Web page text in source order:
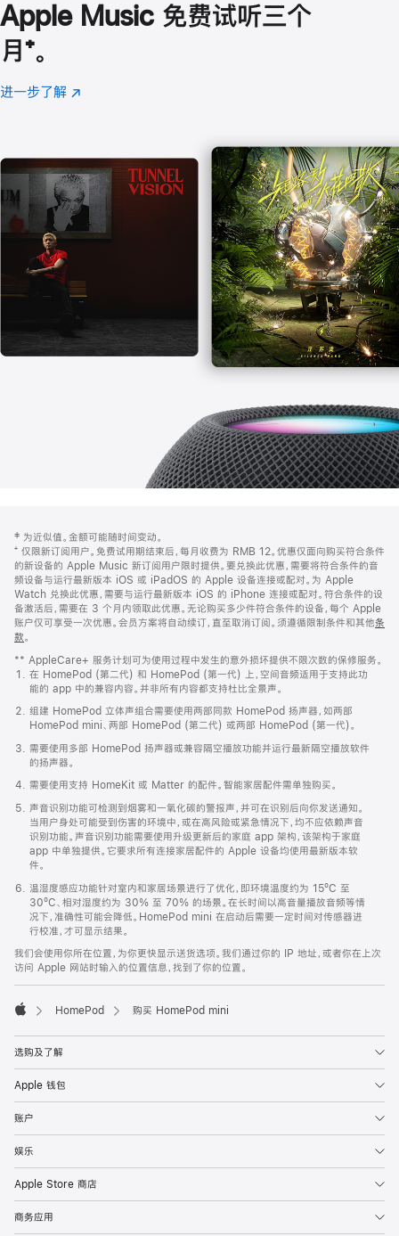
Apple Music 免费试听三个
月 脚
注
⁺。
进一步了解 Apple
(在
口
中
打
开)
页
页
脚
注
‡ 为近似值。金额可能随时间变动。
⁺ 仅限新订阅用户。免费试用期结束后，每月收费为 RMB 12。优惠仅面向购买符合条件
的新设备的 Apple Music 新订阅用户限时提供。要兑换此优惠，需要将符合条件的音
频设备与运行最新版本 iOS 或 iPadOS 的 Apple 设备连接或配对。为 Apple
Watch 兑换此优惠，需要与运行最新版本 iOS 的 iPhone 连接或配对。符合条件的设
备激活后，需要在 3 个月内领取此优惠。无论购买多少件符合条件的设备，每个 Apple
账户仅可享受一次优惠。会员方案将自动续订，直至取消订阅。须遵循限制条件和其他条
款。
窗
口
中
打
开)
** AppleCare+ 服务计划可为使用过程中发生的意外损坏提供不限次数的保修服务。
在 HomePod (第二代) 和 HomePod (第一代) 上，空间音频适用于支持此功
能的 app 中的兼容内容。并非所有内容都支持杜比全景声。
组建 HomePod 立体声组合需要使用两部同款 HomePod 扬声器，如两部
HomePod mini、两部 HomePod (第二代) 或两部 HomePod (第一代)。
需要使用多部 HomePod 扬声器或兼容隔空播放功能并运行最新隔空播放软件
的扬声器。
需要使用支持 HomeKit 或 Matter 的配件。智能家居配件需单独购买。
声音识别功能可检测到烟雾和一氧化碳的警报声，并可在识别后向你发送通知。
当用户身处可能受到伤害的环境中，或在高风险或紧急情况下，均不应依赖声音
识别功能。声音识别功能需要使用升级更新后的家庭 app 架构，该架构于家庭
app 中单独提供。它要求所有连接家居配件的 Apple 设备均使用最新版本软
件。
温湿度感应功能针对室内和家居场景进行了优化，即环境温度约为 15ºC 至
30ºC、相对湿度约为 30% 至 70% 的场景。在长时间以高音量播放音频等情
况下，准确性可能会降低。HomePod mini 在启动后需要一定时间对传感器进
行校准，才可显示结果。
我们会使用你所在位置，为你更快显示送货选项。我们通过你的 IP 地址，或者你在上次
访问 Apple 网站时输入的位置信息，找到了你的位置。
HomePod 购买 HomePod mini
选购及了解
Apple 钱包
账户
娱乐
Apple Store 商店
商务应用